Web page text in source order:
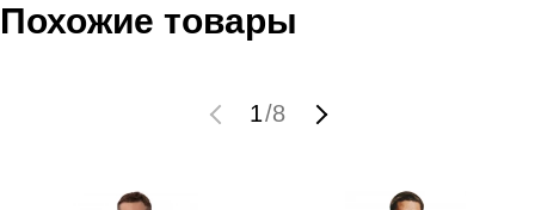
Пол:мужской
высылает Вам менеджер.
мы не увидим Вашу оплату.
Похожие товары
1/8